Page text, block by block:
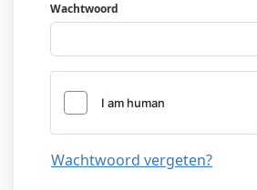
Wachtwoord
Wachtwoord vergeten?